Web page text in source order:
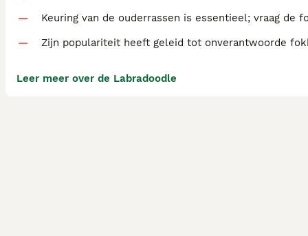
Keuring van de ouderrassen is essentieel; vraag de
Zijn populariteit heeft geleid tot onverantwoorde
Leer meer over de Labradoodle